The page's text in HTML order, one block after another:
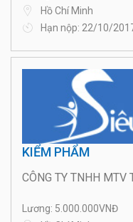
Hồ Chí Minh
Hạn nộp: 22/10/
KIỂM PHẨM
CÔNG TY TNHH MTV
Lương: 5.000.000VNĐ